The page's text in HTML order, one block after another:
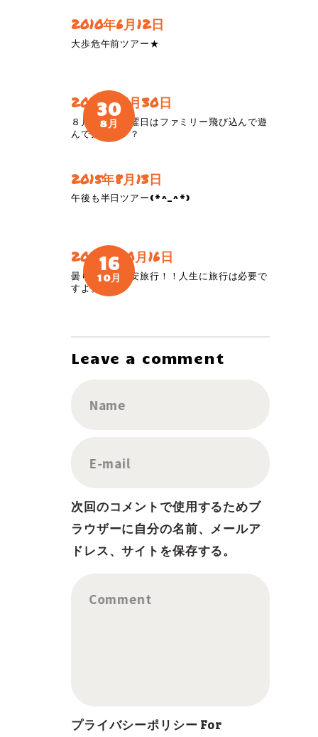
2010年6月12日
大歩危午前ツアー★
30
8月
2020年8月30日
８月最後の日曜日はファミリー飛び込んで遊
んで大満足！？
2015年8月13日
午後も半日ツアー(*^_^*)
16
10月
2020年10月16日
曇り空でも慰安旅行！！人生に旅行は必要で
すよ。
Leave a comment
Name
E-mail
次回のコメントで使用するためブ
ラウザーに自分の名前、メールア
ドレス、サイトを保存する。
Comment
プライバシーポリシー For